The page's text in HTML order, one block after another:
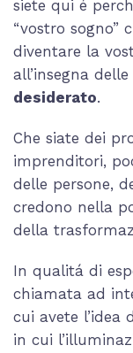
siete qui é
“vostro sogno”
diventare la
all’insegna
desiderato.
Che siate dei
imprenditori,
delle persone,
credono nella
della
In qualitá di
chiamata ad
cui avete l’idea
in cui